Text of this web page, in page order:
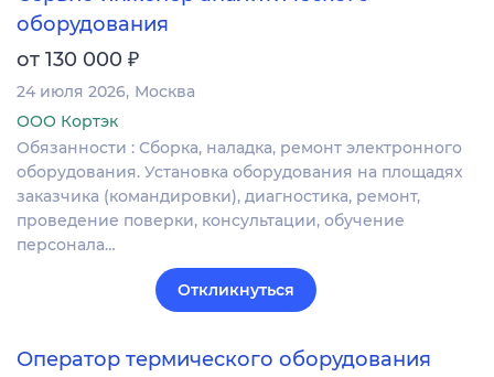
оборудования
от 130 000 ₽
24 июля 2026 Москва
ООО Кортэк
Обязанности : Сборка, наладка, ремонт электронного
оборудования. Установка оборудования на площадях
заказчика (командировки), диагностика, ремонт,
проведение поверки, консультации, обучение
персонала…
Откликнуться
Оператор термического оборудования